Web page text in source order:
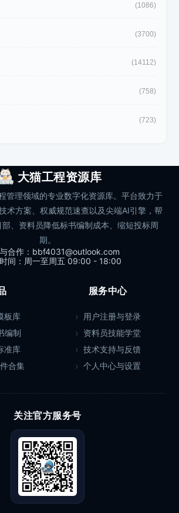
(1086)
(3700)
(14112)
(758)
(723)
大猫工程资源库
管理领域的专业数字化资源库。平台致力于
术方案、权威规范速查以及尖端AI引擎，帮
、资料员降低标书编制成本、缩短投标周
期。
合作：bbf4031@outlook.com
间：周一至周五 09:00 - 18:00
板库
编制
准库
合集
服务中心
用户注册与登录
资料员技能学堂
技术支持与反馈
个人中心与设置
关注官方服务号